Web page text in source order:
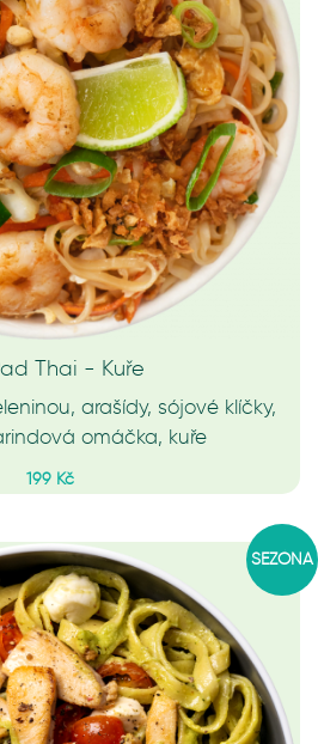
Thai - Kuře
arašídy, sójové klíčky,
omáčka, kuře
199 Kč
SEZÓNA